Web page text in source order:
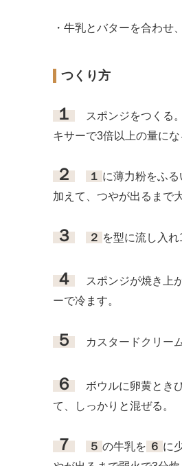
・牛乳とバターを合わせ
つくり方
１
スポンジをつくる
キサーで3倍以上の量にな
２ １ に薄力粉をふ
加えて、つやが出るまで
３ ２ を型に流し入
４
スポンジが焼き上
ーで冷ます。
５ カスタードクリー
６
ボウルに卵黄とき
て、しっかりと混ぜる。
７ ５ の牛乳を ６ に